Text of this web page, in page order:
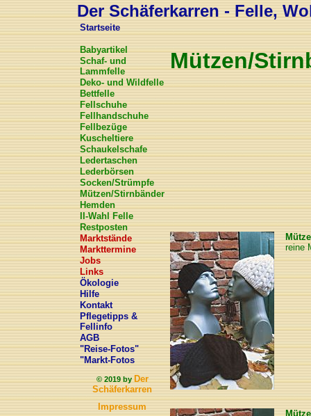
Der Schäferkarren - Felle,
Startseite
Babyartikel
Schaf- und
Lammfelle
Deko- und Wildfelle
Bettfelle
Fellschuhe
Fellhandschuhe
Fellbezüge
Kuscheltiere
Schaukelschafe
Ledertaschen
Lederbörsen
Socken/Strümpfe
Mützen/Stirnbänder
Hemden
II-Wahl Felle
Restposten
Marktstände
Markttermine
Jobs
Links
Ökologie
Hilfe
Kontakt
Pflegetipps &
Fellinfo
AGB
"Reise-Fotos"
"Markt-Fotos
© 2019 byDer
Schäferkarren
Impressum
Mützen/
reine